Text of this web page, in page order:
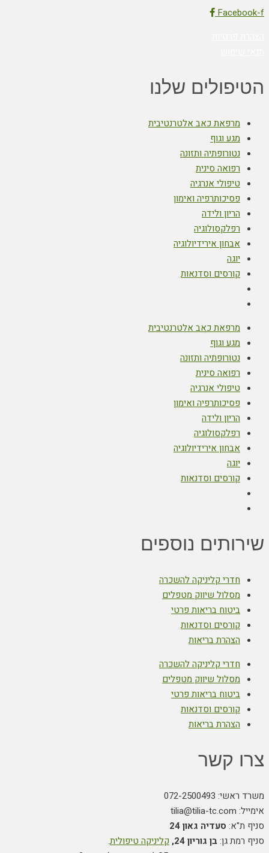
Facebook-f
הטיפולים שלנו
מרפאת כאב אלטרנטיבית
מגע וגוף
נטורופתיה ותזונה
רפואה סינית
טיפולי אנרגיה
פסיכותרפיה ואימון
הריון ולידה
רפלקסולוגיה
אבחון אירידיולוגיה
יוגה
קורסים וסדנאות
מרפאת כאב אלטרנטיבית
מגע וגוף
נטורופתיה ותזונה
רפואה סינית
טיפולי אנרגיה
פסיכותרפיה ואימון
הריון ולידה
רפלקסולוגיה
אבחון אירידיולוגיה
יוגה
קורסים וסדנאות
שירותים נוספים
חדרי קליניקה להשכרה
מסלול שיווק מטפלים
ביטוח בריאות פרטי
קורסים וסדנאות
הצהרת בריאות
חדרי קליניקה להשכרה
מסלול שיווק מטפלים
ביטוח בריאות פרטי
קורסים וסדנאות
הצהרת בריאות
צרו קשר
משרד ראשי: 072-2500493
אימייל: tilia@tilia-tc.com
סניף ת"א: סעדיה גאון 24
סניף רמת גן:בן גוריון 24, קליניקה טיפולית.